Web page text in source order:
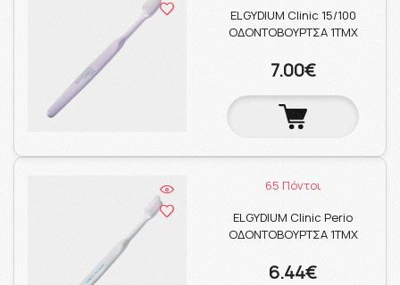
ELGYDIUM Clinic 15/100
ΟΔΟΝΤΟΒΟΥΡΤΣΑ 1ΤΜΧ
7.00€
65 Πόντοι
ELGYDIUM Clinic Perio
ΟΔΟΝΤΟΒΟΥΡΤΣΑ 1ΤΜΧ
6.44€